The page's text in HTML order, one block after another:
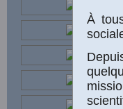
À